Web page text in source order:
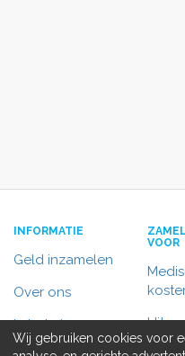
INFORMATIE
Geld inzamelen
Over ons
In het nieuws
VOOR
Wij gebruiken cookies voor